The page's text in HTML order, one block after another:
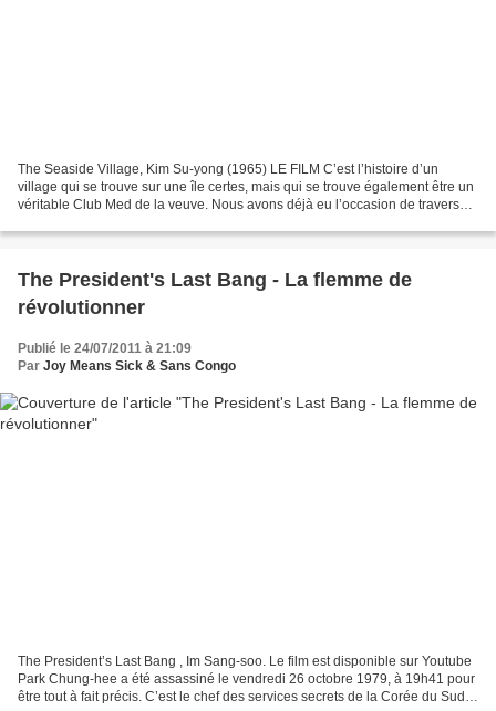
The Seaside Village, Kim Su-yong (1965) LE FILM C’est l’histoire d’un
village qui se trouve sur une île certes, mais qui se trouve également être un
véritable Club Med de la veuve. Nous avons déjà eu l’occasion de traverser
The President's Last Bang - La flemme de
révolutionner
Publié le 24/07/2011 à 21:09
Par Joy Means Sick & Sans Congo
The President’s Last Bang , Im Sang-soo. Le film est disponible sur Youtube
Park Chung-hee a été assassiné le vendredi 26 octobre 1979, à 19h41 pour
être tout à fait précis. C’est le chef des services secrets de la Corée du Sud